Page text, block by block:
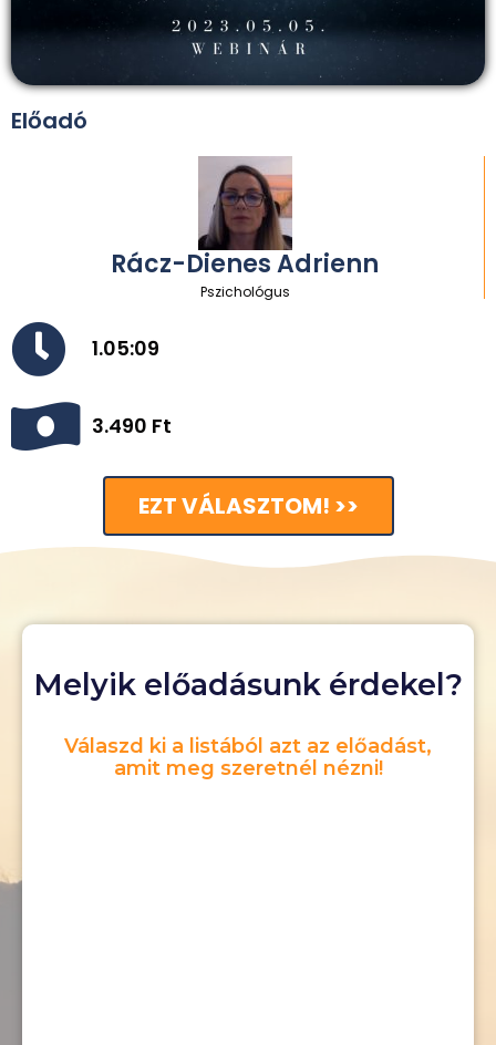
Előadó
Rácz-Dienes Adrienn​
Pszichológus
1.05:09
3.490 Ft
EZT VÁLASZTOM! >>
Melyik előadásunk érdekel?
Válaszd ki a listából azt az előadást,
amit meg szeretnél nézni!